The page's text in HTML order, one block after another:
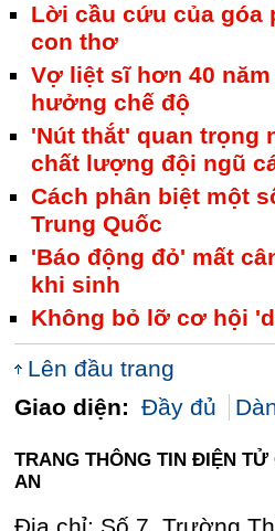
Lời cầu cứu của góa
con thơ
Vợ liệt sĩ hơn 40
hưởng chế độ
'Nút thắt' quan trọng
chất lượng đội ngũ
Cách phân biệt một
Trung Quốc
'Báo động đỏ' mất
khi sinh
Không bỏ lỡ cơ hội
Lên đầu trang
Giao diện: Đầy đủ
TRANG THÔNG TIN ĐIỆN TỬ
AN